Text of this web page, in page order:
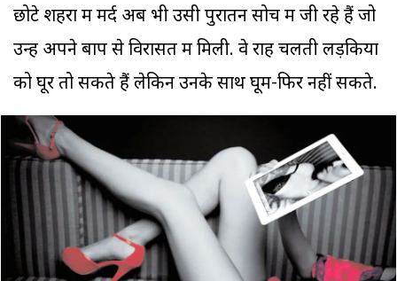
छोटे शहरों में मर्द अब भी उसी पुरातन सोच में जी रहे हैं जो
उन्हें अपने बाप से विरासत में मिली. वे राह चलती लड़कियों
को घूर तो सकते हैं लेकिन उनके साथ घूम-फिर नहीं सकते.